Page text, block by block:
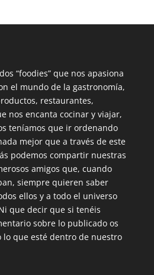
“foodies” que nos apasiona
el mundo de la gastronomía,
restaurantes,
nos encanta cocinar y viajar,
teníamos que ir ordenando
mejor que a través de este
podemos compartir nuestras
amigos que, cuando
siempre quieren saber
ellos y a todo el universo
que decir que si tenéis
sobre lo publicado os
lo que esté dentro de nuestro